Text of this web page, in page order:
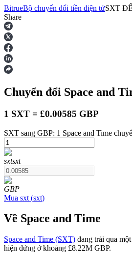
Hợp đồng tương lai
USDT Futures
Futures sử dụng USDT làm tài sản
BitrueBộ chuyển đổi tiền điện tửSXT
Share
Chuyển đổi Space and
1 SXT = £0.00585 GBP
SXT sang GBP: 1 Space and Time
sxtsxt
GBP
Mua sxt (sxt)
Về Space and Time
Space and Time (SXT) đang trải qua
hiện đứng ở khoảng £8.22M GBP.